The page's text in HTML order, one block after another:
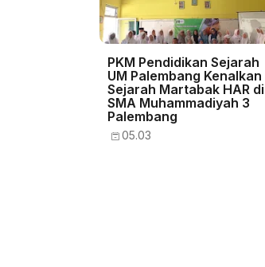
PKM Pendidikan Sejarah
UM Palembang Kenalkan
Sejarah Martabak HAR di
SMA Muhammadiyah 3
Palembang
05.03